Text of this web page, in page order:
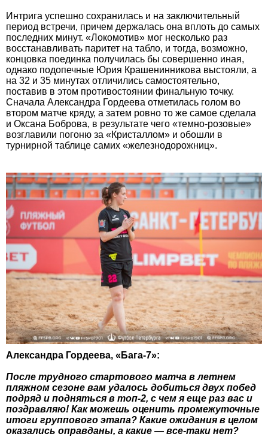
Интрига успешно сохранилась и на заключительный
период встречи, причем держалась она вплоть до самых
последних минут. «Локомотив» мог несколько раз
восстанавливать паритет на табло, и тогда, возможно,
концовка поединка получилась бы совершенно иная,
однако подопечные Юрия Крашенинникова выстояли, а
на 32 и 35 минутах отличились самостоятельно,
поставив в этом противостоянии финальную точку.
Сначала Александра Гордеева отметилась голом во
втором матче кряду, а затем ровно то же самое сделала
и Оксана Боброва, в результате чего «темно-розовые»
возглавили погоню за «Кристаллом» и обошли в
турнирной таблице самих «железнодорожниц».
Александра Гордеева, «Бага-7»:
После трудного стартового матча в летнем
пляжном сезоне вам удалось добиться двух побед
подряд и подняться в топ-2, с чем я еще раз вас и
поздравляю! Как можешь оценить промежуточные
итоги группового этапа? Какие ожидания в целом
оказались оправданы, а какие — все-таки нет?